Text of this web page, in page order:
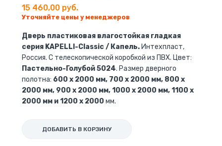
15 460,00 руб.
Уточняйте цены у менеджеров
Дверь пластиковая влагостойкая гладкая
серия KAPELLI-Classic / Капель. Интехпласт,
Россия. С телескопической коробкой из ПВХ. Цвет:
Пастельно-Голубой 5024. Размер дверного
полотна: 600 x 2000 мм, 700 x 2000 мм, 800 x
2000 мм, 900 x 2000 мм, 1000 x 2000 мм, 1100 x
2000 мм и 1200 x 2000 мм.
ДОБАВИТЬ В КОРЗИНУ